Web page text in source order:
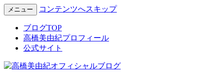
高橋美由紀オフィシャルブロ
グ
Miyuki Takahashi Official Blog
メニュー コンテンツへスキップ
ブログTOP
高橋美由紀プロフィール
公式サイト